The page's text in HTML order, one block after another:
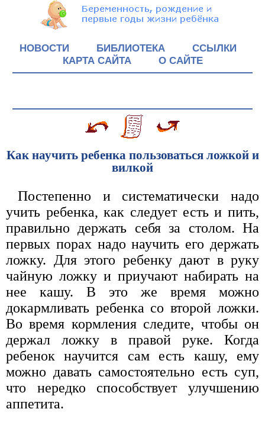
НОВОСТИ БИБЛИОТЕКА
ССЫЛКИ
КАРТА САЙТА
О САЙТЕ
Как научить ребенка пользоваться ложкой и
вилкой
Постепенно и систематически надо
учить ребенка, как следует есть и пить,
правильно держать себя за столом. На
первых порах надо научить его держать
ложку. Для этого ребенку дают в руку
чайную ложку и приучают набирать на
нее кашу. В это же время можно
докармливать ребенка со второй ложки.
Во время кормления следите, чтобы он
держал ложку в правой руке. Когда
ребенок научится сам есть кашу, ему
можно давать самостоятельно есть суп,
что нередко способствует улучшению
аппетита.